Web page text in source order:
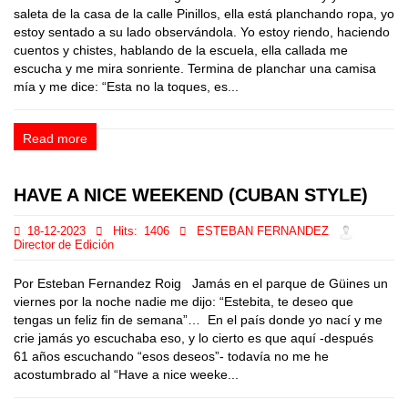
saleta de la casa de la calle Pinillos, ella está planchando ropa, yo
estoy sentado a su lado observándola. Yo estoy riendo, haciendo
cuentos y chistes, hablando de la escuela, ella callada me
escucha y me mira sonriente. Termina de planchar una camisa
mía y me dice: “Esta no la toques, es...
Read more
HAVE A NICE WEEKEND (CUBAN STYLE)
18-12-2023 Hits: 1406
ESTEBAN FERNANDEZ
Director de Edición
Por Esteban Fernandez Roig Jamás en el parque de Güines un
viernes por la noche nadie me dijo: “Estebita, te deseo que
tengas un feliz fin de semana”… En el país donde yo nací y me
crie jamás yo escuchaba eso, y lo cierto es que aquí -después
61 años escuchando “esos deseos”- todavía no me he
acostumbrado al “Have a nice weeke...